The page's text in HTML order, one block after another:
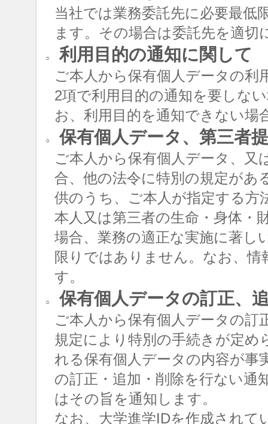
当社では業務委託先に必要最低
ます。その場合は委託先を適切
○ 利用目的の通知に関して
ご本人から保有個人データの利
2項で利用目的の通知を要しな
お、利用目的を通知できない場
○ 保有個人データ、第三者
ご本人から保有個人データ、又
合、他の法令に特別の規定があ
供のうち、ご本人が指定する方
本人又は第三者の生命・身体・
場合、業務の適正な実施に著し
限りではありません。なお、
す。
○ 保有個人データの訂正、
ご本人から保有個人データの訂
規定により特別の手続きが定め
れる保有個人データの内容が事
の訂正・追加・削除を行ない通
はその旨を通知します。
なお、大学進学IDを作成されて